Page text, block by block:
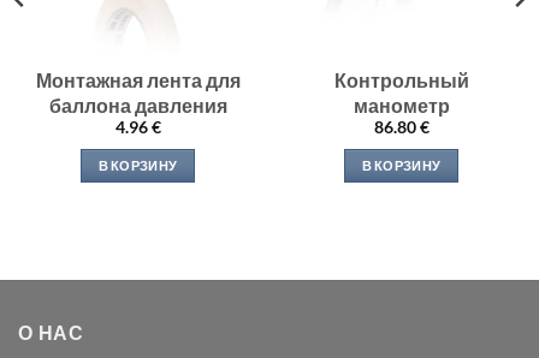
Монтажная лента для
баллона давления
4.96€
В КОРЗИНУ
Контрольный
манометр
86.80€
В КОРЗИНУ
О НАС